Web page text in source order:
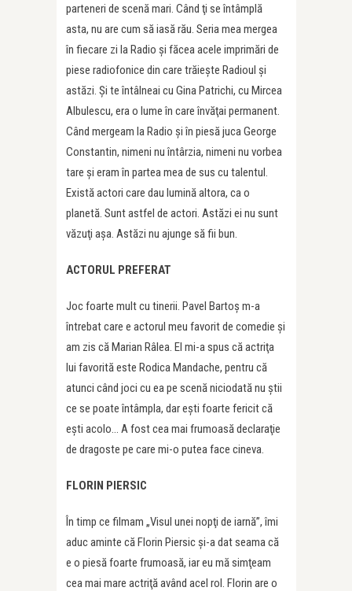
parteneri de scenă mari. Când ţi se întâmplă
asta, nu are cum să iasă rău. Seria mea mergea
în fiecare zi la Radio şi făcea acele imprimări de
piese radiofonice din care trăieşte Radioul şi
astăzi. Şi te întâlneai cu Gina Patrichi, cu Mircea
Albulescu, era o lume în care învăţai permanent.
Când mergeam la Radio şi în piesă juca George
Constantin, nimeni nu întârzia, nimeni nu vorbea
tare şi eram în partea mea de sus cu talentul.
Există actori care dau lumină altora, ca o
planetă. Sunt astfel de actori. Astăzi ei nu sunt
văzuţi aşa. Astăzi nu ajunge să fii bun.
ACTORUL PREFERAT
Joc foarte mult cu tinerii. Pavel Bartoş m-a
întrebat care e actorul meu favorit de comedie și
am zis că Marian Râlea. El mi-a spus că actriţa
lui favorită este Rodica Mandache, pentru că
atunci când joci cu ea pe scenă niciodată nu ştii
ce se poate întâmpla, dar eşti foarte fericit că
eşti acolo… A fost cea mai frumoasă declaraţie
de dragoste pe care mi-o putea face cineva.
FLORIN PIERSIC
În timp ce filmam „Visul unei nopţi de iarnă”, îmi
aduc aminte că Florin Piersic şi-a dat seama că
e o piesă foarte frumoasă, iar eu mă simţeam
cea mai mare actriţă având acel rol. Florin are o